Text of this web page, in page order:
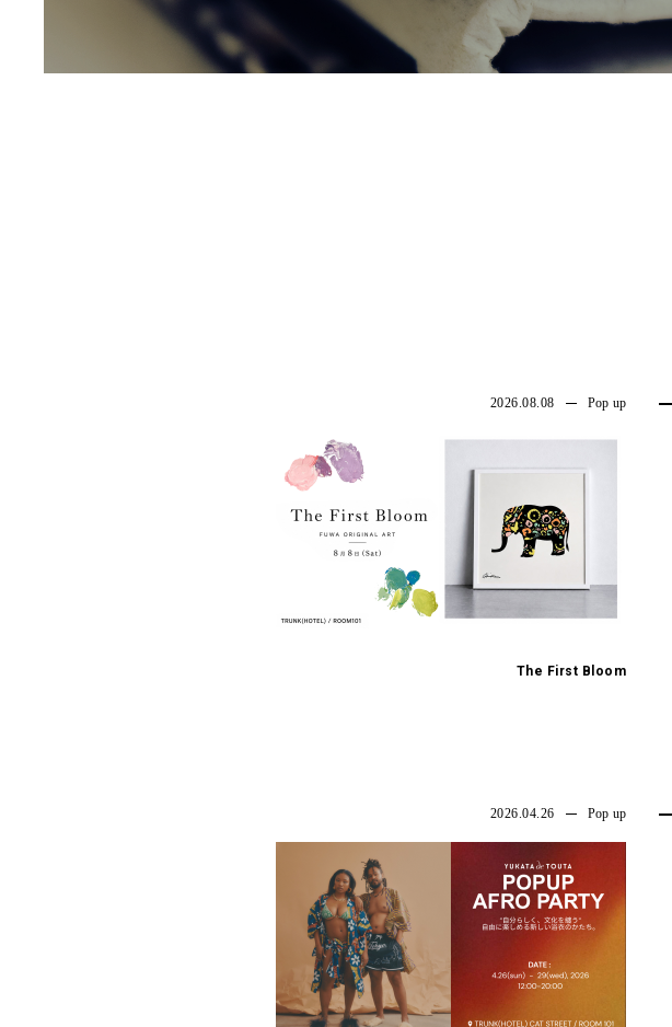
WEDDING
“
2026.08.08 Pop up
The First Bloom
2026.04.26 Pop up